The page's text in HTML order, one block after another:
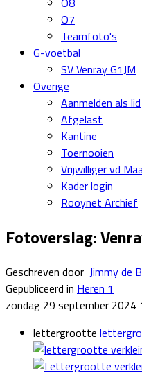
O7
Teamfoto's
G-voetbal
SV Venray G1JM
Overige
Aanmelden als lid
Afgelast
Kantine
Toernooien
Vrijwilliger vd
Kader login
Rooynet Archief
Fotoverslag:
Geschreven door Jimmy de
Gepubliceerd in Heren 1
zondag 29 september 2024
lettergrootte